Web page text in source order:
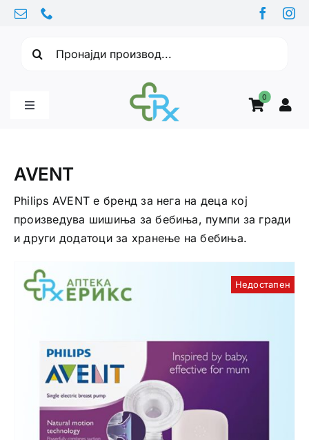
Skip
content
0
Toggle
Витамини
Здравје
Здравствени проблеми
Лична хигиена
Медицински апрати
AVENT
Philips AVENT е бренд за нега на деца кој
произведува шишиња за бебиња, пумпи за гради
и други додатоци за хранење на бебиња.
Недостапен